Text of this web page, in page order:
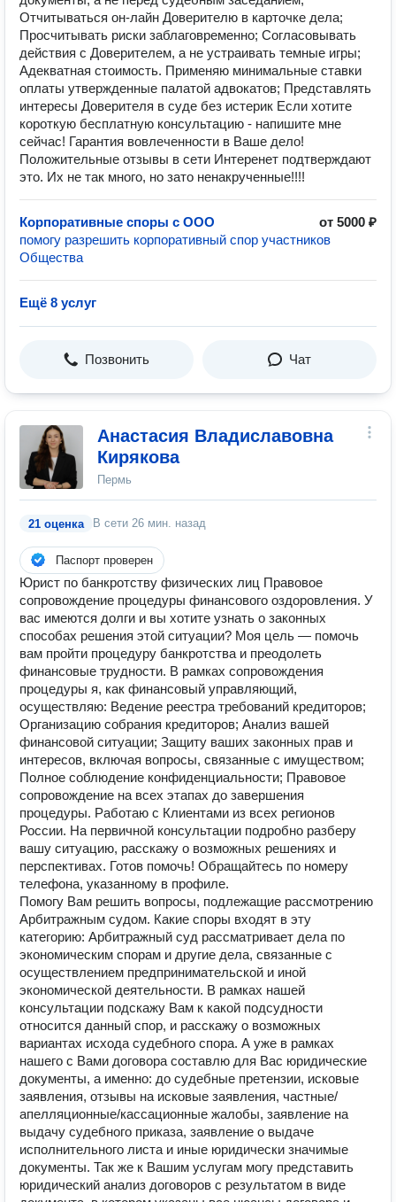
Отчитываться он-лайн Доверителю в карточке дела;
Просчитывать риски заблаговременно; Согласовывать
действия с Доверителем, а не устраивать темные игры;
Адекватная стоимость. Применяю минимальные ставки
оплаты утвержденные палатой адвокатов; Представлять
интересы Доверителя в суде без истерик Если хотите
короткую бесплатную консультацию - напишите мне
сейчас! Гарантия вовлеченности в Ваше дело!
Положительные отзывы в сети Интеренет подтверждают
это. Их не так много, но зато ненакрученные!!!!
Корпоративные споры с ООО
от 5000 ₽
помогу разрешить корпоративный спор участников
Общества
Ещё 8 услуг
Позвонить Чат
Анастасия Владиславовна
Кирякова
Пермь
21 оценка В сети 26 мин. назад
Паспорт проверен
Юрист по банкротству физических лиц Правовое
сопровождение процедуры финансового оздоровления. У
вас имеются долги и вы хотите узнать о законных
способах решения этой ситуации? Моя цель — помочь
вам пройти процедуру банкротства и преодолеть
финансовые трудности. В рамках сопровождения
процедуры я, как финансовый управляющий,
осуществляю: Ведение реестра требований кредиторов;
Организацию собрания кредиторов; Анализ вашей
финансовой ситуации; Защиту ваших законных прав и
интересов, включая вопросы, связанные с имуществом;
Полное соблюдение конфиденциальности; Правовое
сопровождение на всех этапах до завершения
процедуры. Работаю с Клиентами из всех регионов
России. На первичной консультации подробно разберу
вашу ситуацию, расскажу о возможных решениях и
перспективах. Готов помочь! Обращайтесь по номеру
телефона, указанному в профиле.
Помогу Вам решить вопросы, подлежащие рассмотрению
Арбитражным судом. Какие споры входят в эту
категорию: Арбитражный суд рассматривает дела по
экономическим спорам и другие дела, связанные с
осуществлением предпринимательской и иной
экономической деятельности. В рамках нашей
консультации подскажу Вам к какой подсудности
относится данный спор, и расскажу о возможных
вариантах исхода судебного спора. А уже в рамках
нашего с Вами договора составлю для Вас юридические
документы, а именно: до судебные претензии, исковые
заявления, отзывы на исковые заявления, частные/
апелляционные/кассационные жалобы, заявление на
выдачу судебного приказа, заявление о выдаче
исполнительного листа и иные юридически значимые
документы. Так же к Вашим услугам могу представить
юридический анализ договоров с результатом в виде